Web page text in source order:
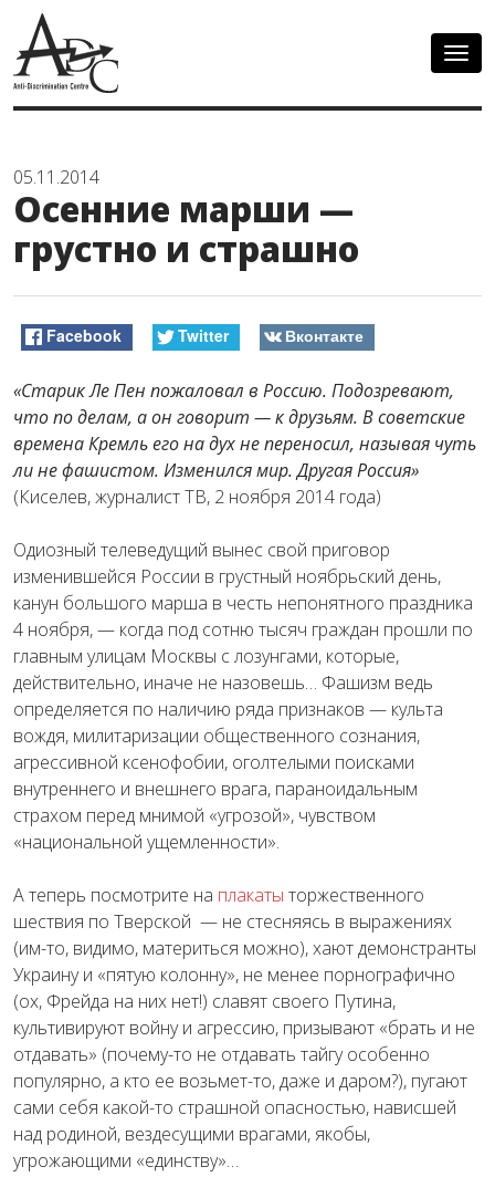
05.11.2014
Осенние марши —
грустно и страшно
Facebook Twitter Вконтакте
«Старик Ле Пен пожаловал в Россию. Подозревают,
что по делам, а он говорит — к друзьям. В советские
времена Кремль его на дух не переносил, называя чуть
ли не фашистом. Изменился мир. Другая Россия»
(Киселев, журналист ТВ, 2 ноября 2014 года)
Одиозный телеведущий вынес свой приговор
изменившейся России в грустный ноябрьский день,
канун большого марша в честь непонятного праздника
4 ноября, — когда под сотню тысяч граждан прошли по
главным улицам Москвы с лозунгами, которые,
действительно, иначе не назовешь… Фашизм ведь
определяется по наличию ряда признаков — культа
вождя, милитаризации общественного сознания,
агрессивной ксенофобии, оголтелыми поисками
внутреннего и внешнего врага, параноидальным
страхом перед мнимой «угрозой», чувством
«национальной ущемленности».
А теперь посмотрите на плакаты торжественного
шествия по Тверской — не стесняясь в выражениях
(им-то, видимо, материться можно), хают демонстранты
Украину и «пятую колонну», не менее порнографично
(ох, Фрейда на них нет!) славят своего Путина,
культивируют войну и агрессию, призывают «брать и не
отдавать» (почему-то не отдавать тайгу особенно
популярно, а кто ее возьмет-то, даже и даром?), пугают
сами себя какой-то страшной опасностью, нависшей
над родиной, вездесущими врагами, якобы,
угрожающими «единству»…